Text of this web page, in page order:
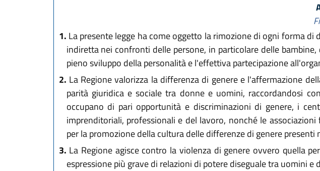
1. La presente legge ha come oggetto la rimozione di ogni forma
indiretta nei confronti delle persone, in particolare delle
pieno sviluppo della personalità e l'effettiva partecipazione
2. La Regione valorizza la differenza di genere e l'affermazione
parità giuridica e sociale tra donne e uomini, raccordandosi
occupano di pari opportunità e discriminazioni di genere, i
imprenditoriali, professionali e del lavoro, nonché le
per la promozione della cultura delle differenze di genere presenti
3. La Regione agisce contro la violenza di genere ovvero quella
espressione più grave di relazioni di potere diseguale tra uomini e